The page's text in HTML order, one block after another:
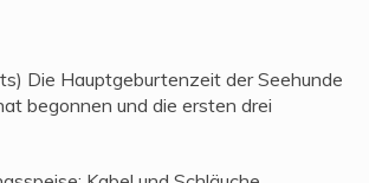
Die Hauptgeburtenzeit der Seehunde
begonnen und die ersten drei